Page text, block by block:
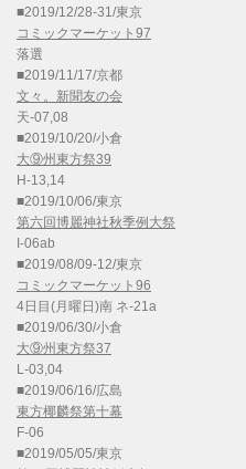
■2019/12/28-31/東京
コミックマーケット97
落選
■2019/11/17/京都
文々。新聞友の会
天-07,08
■2019/10/20/小倉
大⑨州東方祭39
H-13,14
■2019/10/06/東京
第六回博麗神社秋季例大祭
I-06ab
■2019/08/09-12/東京
コミックマーケット96
4日目(月曜日)南 ネ-21a
■2019/06/30/小倉
大⑨州東方祭37
L-03,04
■2019/06/16/広島
東方椰麟祭第十幕
F-06
■2019/05/05/東京